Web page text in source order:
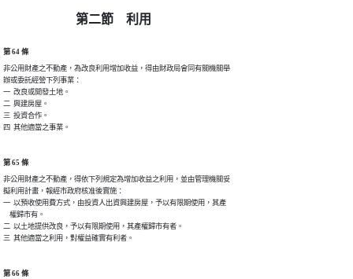
第二節 利用
第 64 條
非公用財產之不動產，為改良利用增加收益，得由財政局會同有關機關舉
辦或委託經營下列事業：
一  改良或開發土地。
二  興建房屋。
三  投資合作。
四  其他適當之事業。
第 65 條
非公用財產之不動產，得依下列規定為增加收益之利用，並由管理機關妥
擬利用計畫，報經市政府核准後實施：
一  以預收使用費方式，由投資人出資興建房屋，予以有限期使用，其產
    權歸市有。
二  以土地提供改良，予以有限期使用，其產權歸市有者。
三  其他適當之利用，對權益確實有利者。
第 66 條